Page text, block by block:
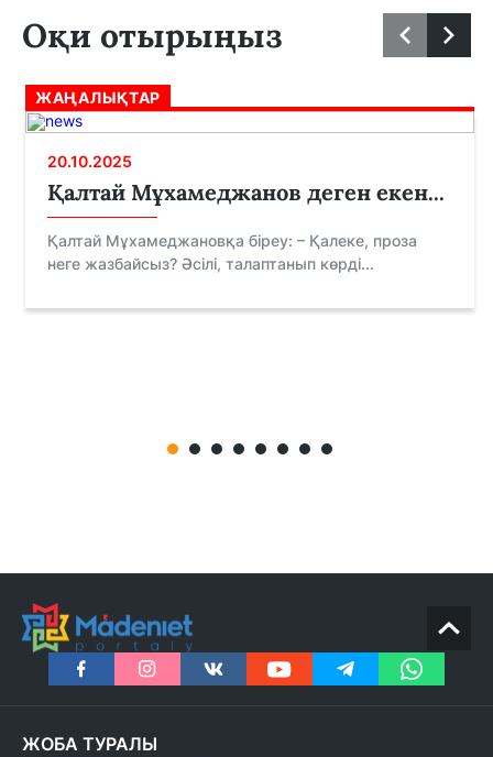
Оқи отырыңыз
ЖАҢАЛЫҚТАР
20.10.2025
Қалтай Мұхамеджанов деген екен...
Қалтай Мұхамеджановқа біреу: – Қалеке, проза
неге жазбайсыз? Әсілі, талаптанып көрді...
ЖОБА ТУРАЛЫ